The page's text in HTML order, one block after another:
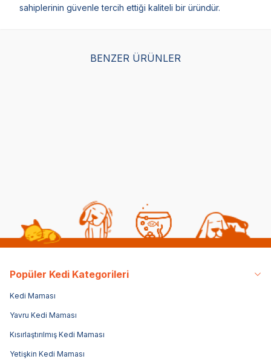
sahiplerinin güvenle tercih ettiği kaliteli bir üründür.
BENZER ÜRÜNLER
Popüler Kedi Kategorileri
Kedi Maması
Yavru Kedi Maması
Kısırlaştırılmış Kedi Maması
Yetişkin Kedi Maması